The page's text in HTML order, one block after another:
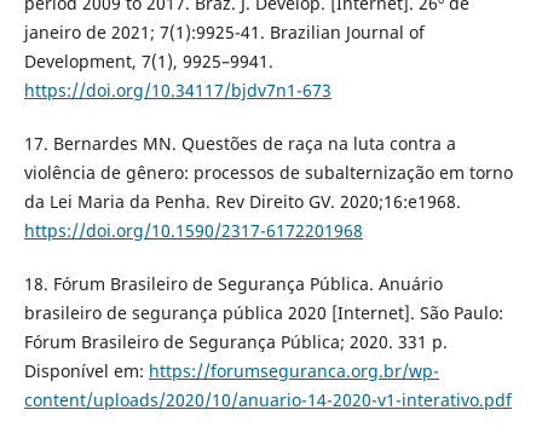
janeiro de 2021; 7(1):9925-41. Brazilian Journal of
Development, 7(1), 9925–9941.
https://doi.org/10.34117/bjdv7n1-673
17. Bernardes MN. Questões de raça na luta contra a
violência de gênero: processos de subalternização em torno
da Lei Maria da Penha. Rev Direito GV. 2020;16:e1968.
https://doi.org/10.1590/2317-6172201968
18. Fórum Brasileiro de Segurança Pública. Anuário
brasileiro de segurança pública 2020 [Internet]. São Paulo:
Fórum Brasileiro de Segurança Pública; 2020. 331 p.
Disponível em: https://forumseguranca.org.br/wp-
content/uploads/2020/10/anuario-14-2020-v1-interativo.pdf